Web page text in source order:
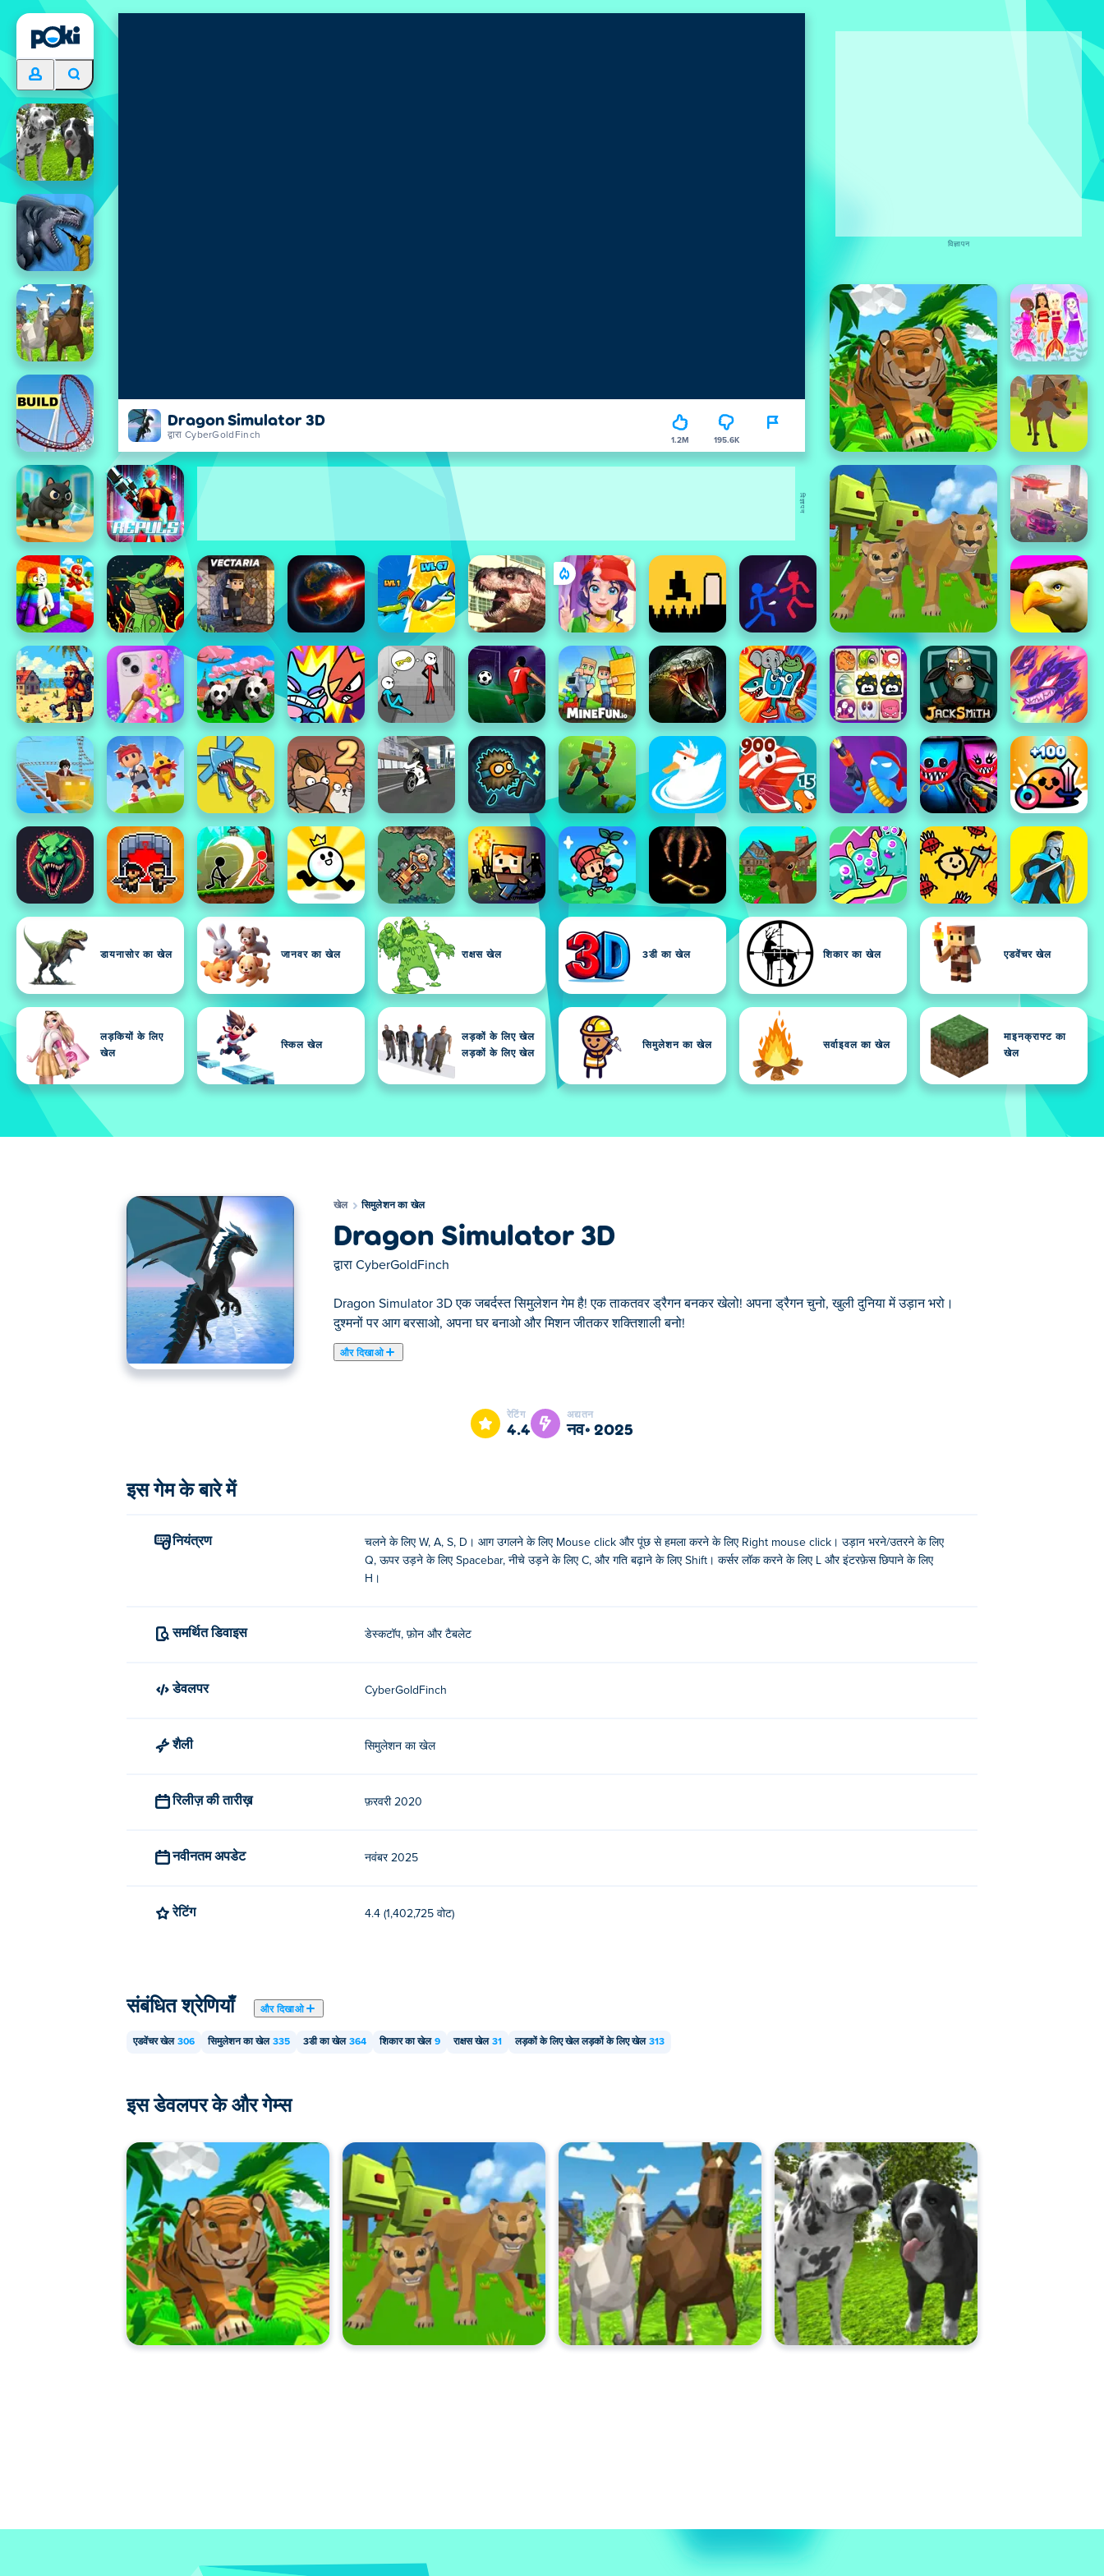
Dragon Simulator 3D
द्वारा CyberGoldFinch 1.2M 195.6K
डायनासोर का खेल जानवर का खेल राक्षस खेल 3डी का खेल शिकार का खेल एडवेंचर खेल
लड़कियों के लिए
खेल
स्किल खेल
लड़कों के लिए खेल
लड़कों के लिए खेल
सिमुलेशन का खेल सर्वाइवल का खेल
माइनक्राफ्ट का
खेल
विज्ञापन
विज्ञापन
खेल सिमुलेशन का खेल
Dragon Simulator 3D
द्वारा CyberGoldFinch
Dragon Simulator 3D एक जबर्दस्त सिमुलेशन गेम है! एक ताकतवर ड्रैगन बनकर खेलो! अपना ड्रैगन चुनो, खुली दुनिया में उड़ान भरो।
दुश्मनों पर आग बरसाओ, अपना घर बनाओ और मिशन जीतकर शक्तिशाली बनो!
और दिखाओ
यहाँ आप Dragon Simulator 3D खेल सकते हैं। Dragon Simulator 3D हमारे चुने हुए सिमुलेशन का खेल में से एक है।
रेटिंग
4.4
अद्यतन
नव॰ 2025
इस गेम के बारे में
नियंत्रण
चलने के लिए W, A, S, D। आग उगलने के लिए Mouse click और पूंछ से हमला करने के लिए Right mouse click। उड़ान भरने/उतरने के लिए
Q, ऊपर उड़ने के लिए Spacebar, नीचे उड़ने के लिए C, और गति बढ़ाने के लिए Shift। कर्सर लॉक करने के लिए L और इंटरफ़ेस छिपाने के लिए
H।
समर्थित डिवाइस डेस्कटॉप, फ़ोन और टैबलेट
डेवलपर CyberGoldFinch
शैली सिमुलेशन का खेल
रिलीज़ की तारीख़ फ़रवरी 2020
नवीनतम अपडेट नवंबर 2025
रेटिंग 4.4 (1,402,725 वोट)
संबंधित श्रेणियाँ और दिखाओ
एडवेंचर खेल 306 सिमुलेशन का खेल 335 3डी का खेल 364 शिकार का खेल 9 राक्षस खेल 31 लड़कों के लिए खेल लड़कों के लिए खेल 313
इस डेवलपर के और गेम्स